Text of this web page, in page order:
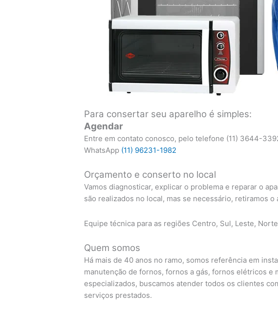
Para consertar seu aparelho é simples:
Agendar
Entre em contato conosco, pelo telefone (11) 3644-
WhatsApp (11) 96231-1982
Orçamento e conserto no local
Vamos diagnosticar, explicar o problema e reparar o
são realizados no local, mas se necessário, retiramos o
Equipe técnica para as regiões Centro, Sul, Leste,
Quem somos
Há mais de 40 anos no ramo, somos referência em
manutenção de fornos, fornos a gás, fornos elétricos e
especializados, buscamos atender todos os clientes
serviços prestados.